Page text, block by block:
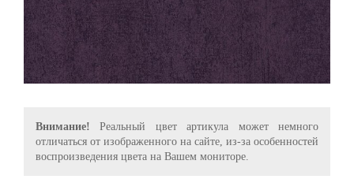
Внимание! Реальный цвет артикула может немного
отличаться от изображенного на сайте, из-за особенностей
воспроизведения цвета на Вашем мониторе.